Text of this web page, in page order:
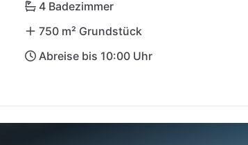
4 Badezimmer
750 m² Grundstück
Abreise bis 10:00 Uhr